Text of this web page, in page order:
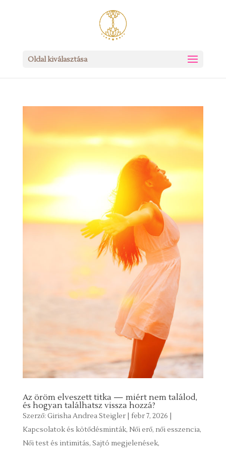
Oldal kiválasztása
Az öröm elveszett titka — miért nem találod,
és hogyan találhatsz vissza hozzá?
Szerző: Girisha Andrea Steigler| febr 7, 2026
Kapcsolatok és kötődésminták, Női erő, női esszencia,
Női test és intimitás, Sajtó megjelenések,